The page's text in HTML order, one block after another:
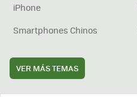
iPhone
Smartphones Chinos
VER MÁS TEMAS